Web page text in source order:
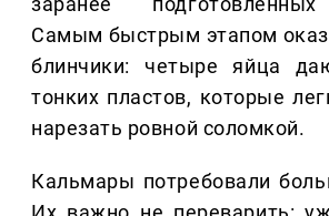
Самым быстрым этапом
блинчики: четыре яйца
тонких пластов, которые
нарезать ровной соломкой.
Кальмары потребовали